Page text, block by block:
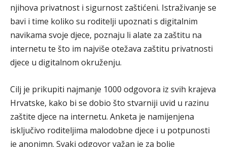
njihova privatnost i sigurnost zaštićeni. Istraživanje se
bavi i time koliko su roditelji upoznati s digitalnim
navikama svoje djece, poznaju li alate za zaštitu na
internetu te što im najviše otežava zaštitu privatnosti
djece u digitalnom okruženju.
Cilj je prikupiti najmanje 1000 odgovora iz svih krajeva
Hrvatske, kako bi se dobio što stvarniji uvid u razinu
zaštite djece na internetu. Anketa je namijenjena
isključivo roditeljima malodobne djece i u potpunosti
je anonimn. Svaki odgovor važan je za bolje